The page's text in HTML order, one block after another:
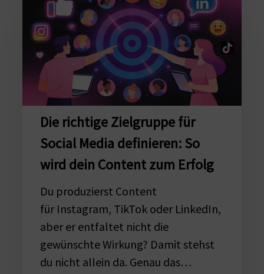
richtige
Zielgruppe
für
Social
Media
definieren:
wird
dein
Content
zum
Erfolg
Die richtige Zielgruppe für
Social Media definieren: So
wird dein Content zum Erfolg
Du produzierst Content
für Instagram, TikTok oder LinkedIn,
aber er entfaltet nicht die
gewünschte Wirkung? Damit stehst
du nicht allein da. Genau das…